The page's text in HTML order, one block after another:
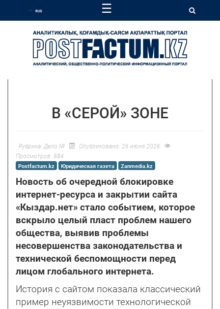
☰
В «СЕРОЙ» ЗОНЕ
Рубрика: Дело №
Опубликовано: 26 июня 2026
Просмотров: 884
Postfactum.kz Юридическая газета Zanmedia.kz
Новость об очередной блокировке
интернет-ресурса и закрытии сайта
«Кыздар.нет» стало событием, которое
вскрыло целый пласт проблем нашего
общества, выявив проблемы
несовершенства законодательства и
технической беспомощности перед
лицом глобального интернета.
История с сайтом показала классический
пример неуязвимости технологической